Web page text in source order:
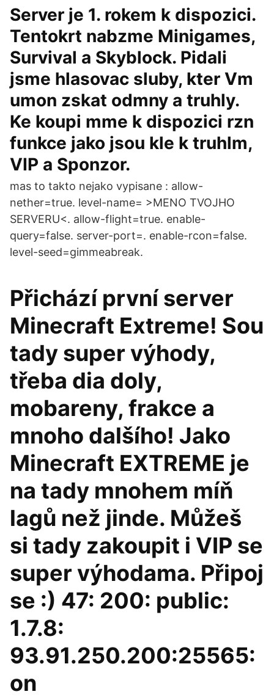
Server je 1. rokem k dispozici.
Tentokrt nabzme Minigames,
Survival a Skyblock. Pidali
jsme hlasovac sluby, kter Vm
umon zskat odmny a truhly.
Ke koupi mme k dispozici rzn
funkce jako jsou kle k truhlm,
VIP a Sponzor.
mas to takto nejako vypisane : allow-
nether=true. level-name= >MENO TVOJHO
SERVERU<. allow-flight=true. enable-
query=false. server-port=. enable-rcon=false.
level-seed=gimmeabreak.
Přichází první server
Minecraft Extreme! Sou
tady super výhody,
třeba dia doly,
mobareny, frakce a
mnoho dalšího! Jako
Minecraft EXTREME je
na tady mnohem míň
lagů než jinde. Můžeš
si tady zakoupit i VIP se
super výhodama. Připoj
se :) 47: 200: public:
1.7.8:
93.91.250.200:25565:
on